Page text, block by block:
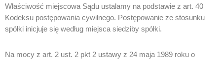
Właściwość miejscowa Sądu ustalamy na podstawie z art. 40
Kodeksu postępowania cywilnego. Postępowanie ze stosunku
spółki inicjuje się według miejsca siedziby spółki.
Na mocy z art. 2 ust. 2 pkt 2 ustawy z 24 maja 1989 roku o